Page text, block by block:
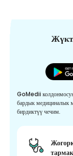
GoMedii
бардык медициналык
бирдиктүү чечим.